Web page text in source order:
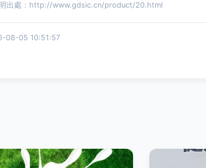
出處：http://www.gdsic.cn/product/20.html
08-05 10:51:57